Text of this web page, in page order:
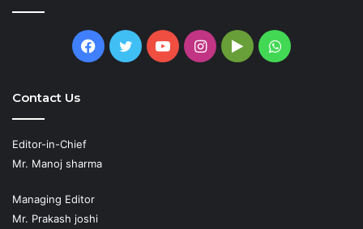
Facebook
TwitterYouTubeInstagram
GoogleWhatsApp
Contact Us
Editor-in-Chief
Mr. Manoj sharma
Managing Editor
Mr. Prakash joshi